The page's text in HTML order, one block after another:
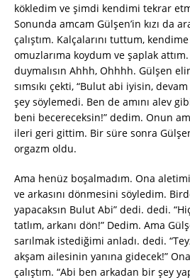
kökledim ve şimdi kendimi tekrar
Sonunda amcam Gülşen’in kızı da
çalıştım. Kalçalarını tuttum,
omuzlarıma koydum ve şaplak
duymalısın Ahhh, Ohhhh. Gülşen
sımsıkı çekti, “Bulut abi iyisin,
şey söylemedi. Ben de amını alev
beni becereceksin!” dedim. Onun
ileri geri gittim. Bir süre sonra
orgazm oldu.
Ama henüz boşalmadım. Ona aletimi
ve arkasını dönmesini söyledim.
yapacaksın Bulut Abi” dedi. dedi.
tatlım, arkanı dön!” Dedim. Ama
sarılmak istediğimi anladı. dedi.
akşam ailesinin yanına gidecek!”
çalıştım. “Abi ben arkadan bir şey